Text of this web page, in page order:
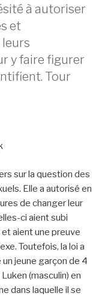
à autoriser
et
y faire figurer
Tour
sur la question des
Elle a autorisé en
de changer leur
ci aient subi
aient une preuve
Toutefois, la loi a
jeune garçon de 4
(masculin) en
dans laquelle il se